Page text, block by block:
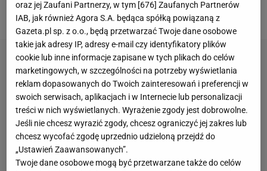
starciu z Nigerią.
oraz jej Zaufani Partnerzy, w tym [676] Zaufanych Partnerów
IAB, jak również Agora S.A. będąca spółką powiązaną z
Gazeta.pl sp. z o.o., będą przetwarzać Twoje dane osobowe
takie jak adresy IP, adresy e-mail czy identyfikatory plików
cookie lub inne informacje zapisane w tych plikach do celów
marketingowych, w szczególności na potrzeby wyświetlania
reklam dopasowanych do Twoich zainteresowań i preferencji w
swoich serwisach, aplikacjach i w Internecie lub personalizacji
treści w nich wyświetlanych. Wyrażenie zgody jest dobrowolne.
Jeśli nie chcesz wyrazić zgody, chcesz ograniczyć jej zakres lub
chcesz wycofać zgodę uprzednio udzieloną przejdź do
„Ustawień Zaawansowanych”.
Twoje dane osobowe mogą być przetwarzane także do celów